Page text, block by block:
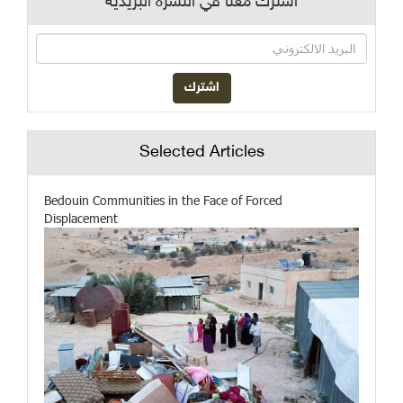
Selected Articles
Bedouin Communities in the Face of Forced
Displacement